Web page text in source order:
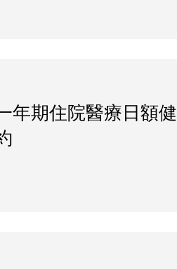
年期住院醫療日額健